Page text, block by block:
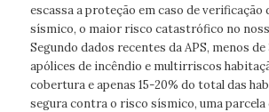
escassa a proteção em caso de verificação
sísmico, o maior risco catastrófico no
Segundo dados recentes da APS, menos
apólices de incêndio e multirriscos
cobertura e apenas 15-20% do total das
segura contra o risco sísmico, uma